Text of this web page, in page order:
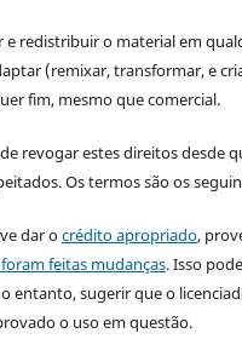
e redistribuir o material em
(remixar, transformar, e
fim, mesmo que comercial.
revogar estes direitos desde
Os termos são os
dar ocrédito apropriado,
feitas mudanças. Isso
entanto, sugerir que o
o uso em questão.